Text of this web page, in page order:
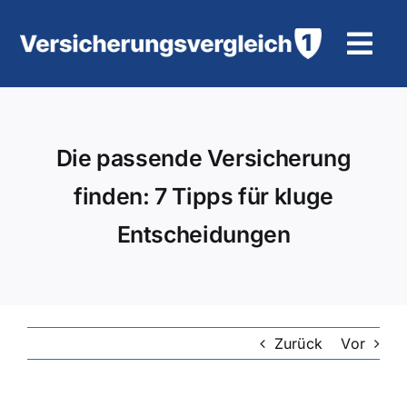
Inhalt
KFZ-Versicherung
Die passende Versicherung
finden: 7 Tipps für kluge
Entscheidungen
Zurück Vor